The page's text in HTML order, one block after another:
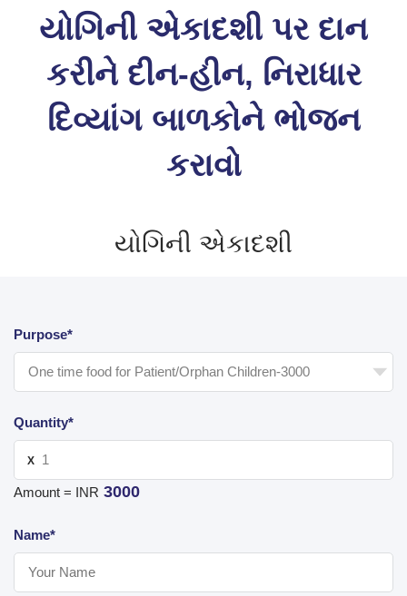
યોગિની એકાદશી પર દાન
કરીને દીન-હીન, નિરાધાર
દિવ્યાંગ બાળકોને ભોજન
કરાવો
યોગિની એકાદશી
Purpose*
Quantity*
X
Amount = INR 3000
Name*